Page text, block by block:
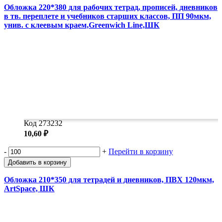
Обложка 220*380 для рабочих тетрад, прописей, дневников
в тв. переплете и учебников старших классов, ПП 90мкм,
унив. с клеевым краем,Greenwich Line,ШК
Код 273232
10,60 ₽
- + Перейти в корзину
Добавить в корзину
Обложка 210*350 для тетрадей и дневников, ПВХ 120мкм,
ArtSpace, ШК